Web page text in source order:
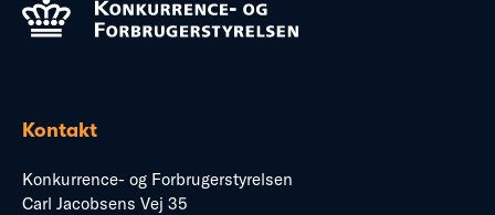
Kontakt
Konkurrence- og Forbrugerstyrelsen
Carl Jacobsens Vej 35